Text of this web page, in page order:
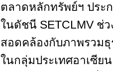
ตลาดหลักทรัพย์ฯ ประ
ในดัชนี SETCLMV ช่
สอดคล้องกับภาพรวม
ในกลุ่มประเทศอาเซีย